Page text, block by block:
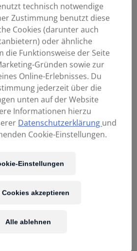
technisch notwendige
Zustimmung benutzt diese
Cookies (darunter auch
oder ähnliche
die Funktionsweise der Seite
Gründen sowie zur
Online-Erlebnisses. Du
jederzeit über die
unten auf der Website
Informationen hierzu
Datenschutzerklärung und
Cookie-Einstellungen.
Einstellungen
Alle ablehnen
Cookies akzeptieren